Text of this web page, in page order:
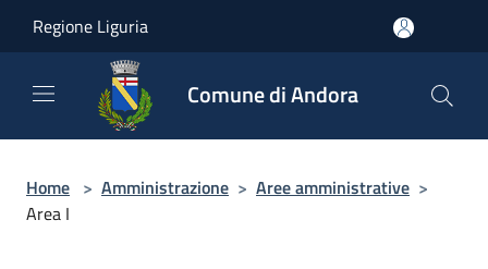
Regione Liguria
Comune di Andora
Home > Amministrazione > Aree amministrative >
Area I